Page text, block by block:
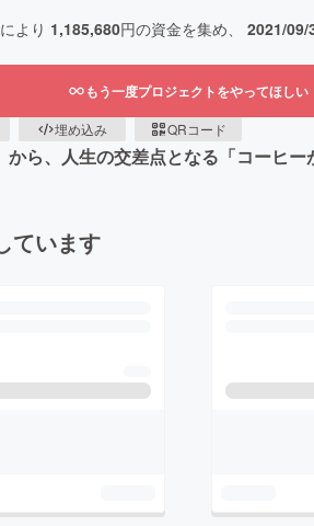
より 1,185,680円の資金を集め、 2021/09/
もう一度プロジェクトをやってほしい
埋め込み QRコード
ら、人生の交差点となる「コーヒ
ています